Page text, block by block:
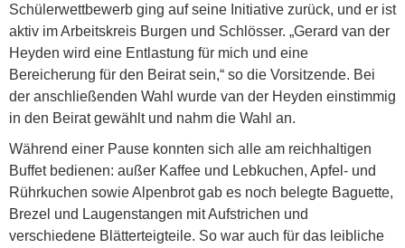
Schülerwettbewerb ging auf seine Initiative zurück, und er ist
aktiv im Arbeitskreis Burgen und Schlösser. „Gerard van der
Heyden wird eine Entlastung für mich und eine
Bereicherung für den Beirat sein,“ so die Vorsitzende. Bei
der anschließenden Wahl wurde van der Heyden einstimmig
in den Beirat gewählt und nahm die Wahl an.
Während einer Pause konnten sich alle am reichhaltigen
Buffet bedienen: außer Kaffee und Lebkuchen, Apfel- und
Rührkuchen sowie Alpenbrot gab es noch belegte Baguette,
Brezel und Laugenstangen mit Aufstrichen und
verschiedene Blätterteigteile. So war auch für das leibliche